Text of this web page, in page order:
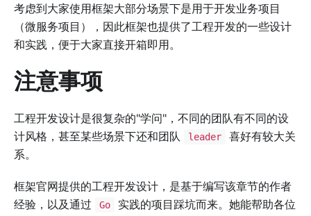
考虑到大家使用框架大部分场景下是用于开发业务项目
（微服务项目），因此框架也提供了工程开发的一些设计
和实践，便于大家直接开箱即用。
注意事项
工程开发设计是很复杂的"学问"，不同的团队有不同的设
计风格，甚至某些场景下还和团队
leader
喜好有较大关
系。
框架官网提供的工程开发设计，是基于编写该章节的作者
经验，以及通过
Go
实践的项目踩坑而来。她能帮助各位